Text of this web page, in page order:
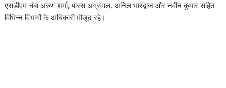
एसडीएम चंबा अरुण शर्मा, पारस अग्रवाल, अनिल भारद्वाज और नवीन कुमार सहित
विभिन्न विभागों के अधिकारी मौजूद रहे।